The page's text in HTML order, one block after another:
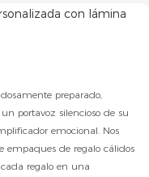
preparado,
portavoz silencioso de su
emocional. Nos
empaques de regalo cálidos
regalo en una